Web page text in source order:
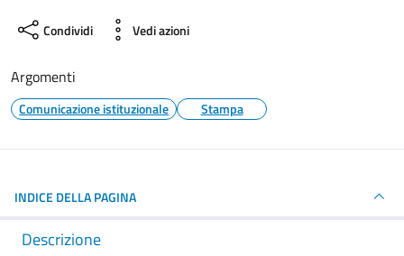
Condividi Vedi azioni
Argomenti
Comunicazione istituzionale Stampa
INDICE DELLA PAGINA
Descrizione